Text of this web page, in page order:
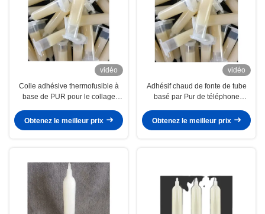
vidéo
Colle adhésive thermofusible à
base de PUR pour le collage
smartphones
Obtenez le meilleur prix
vidéo
Adhésif chaud de fonte de tube
basé par Pur de téléphone
latéral
Obtenez le meilleur prix